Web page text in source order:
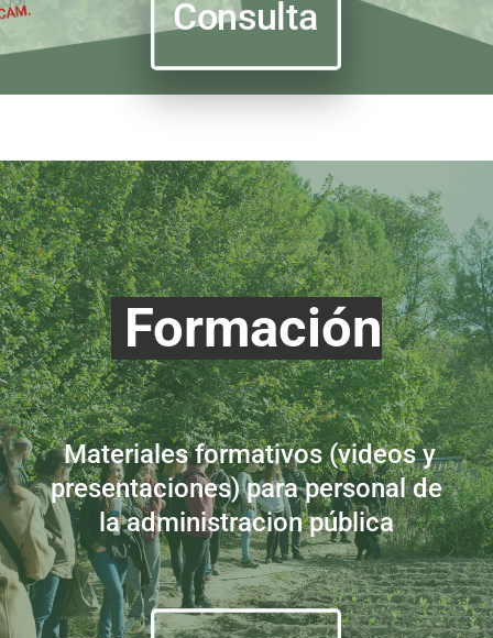
Consulta
Formación
Materiales formativos (videos y
presentaciones) para personal de
la administracion pública